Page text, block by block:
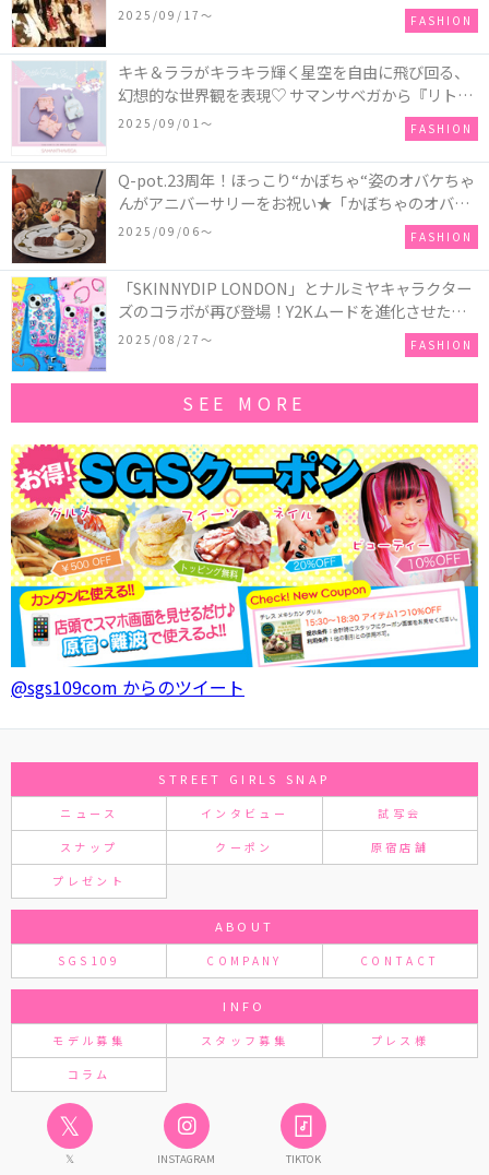
2025/09/17〜 FASHION
キキ＆ララがキラキラ輝く星空を自由に飛び回る、
幻想的な世界観を表現♡ サマンサベガから『リトル
ツインスターズ』50周年アニバーサリーイヤー』を
2025/09/01〜 FASHION
Q-pot.23周年！ほっこり“かぼちゃ“姿のオバケちゃ
んがアニバーサリーをお祝い★「かぼちゃのオバケ
ーキアクセサリー」が新発売！Q-pot CAFE.では
「かぼちゃのオバケーキプレート」も登場
2025/09/06〜 FASHION
「SKINNYDIP LONDON」とナルミヤキャラクター
ズのコラボが再び登場！Y2Kムードを進化させた新
作コレクションを発売♪
2025/08/27〜 FASHION
SEE MORE
@sgs109com からのツイート
STREET GIRLS SNAP
ニュース インタビュー 試写会
スナップ クーポン 原宿店舗
プレゼント
ABOUT
SGS109 COMPANY CONTACT
INFO
モデル募集 スタッフ募集 プレス様
コラム
𝕏
𝕏 INSTAGRAM TIKTOK